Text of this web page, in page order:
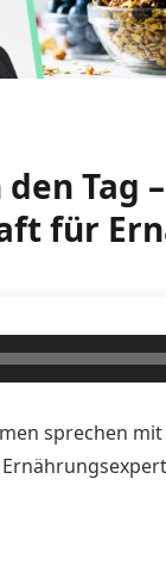
Tag
für
sprechen